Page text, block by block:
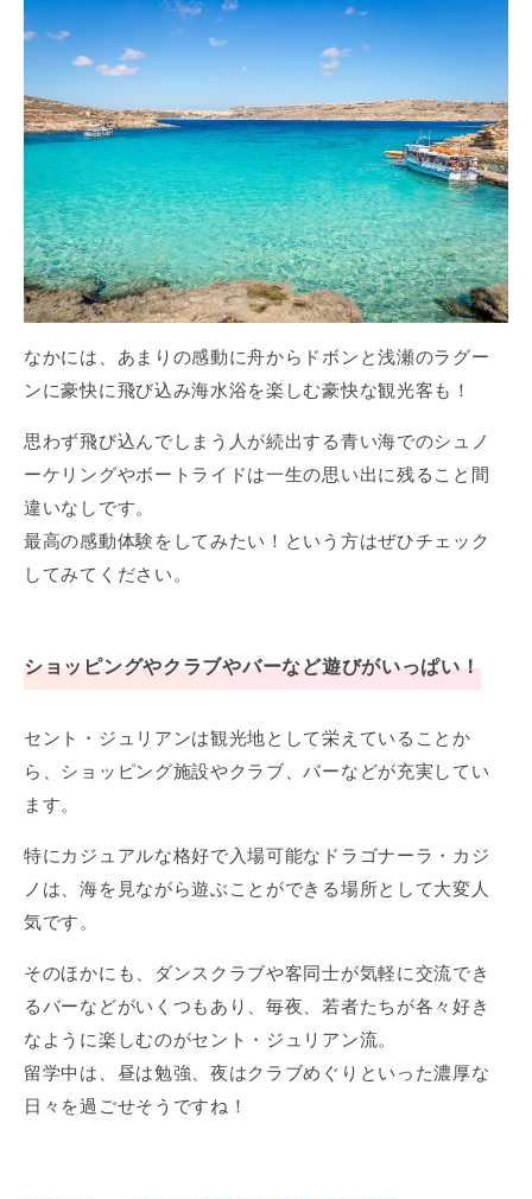
なかには、あまりの感動に舟からドボンと浅瀬のラグー
ンに豪快に飛び込み海水浴を楽しむ豪快な観光客も！
思わず飛び込んでしまう人が続出する青い海でのシュノ
ーケリングやボートライドは一生の思い出に残ること間
違いなしです。
最高の感動体験をしてみたい！という方はぜひチェック
してみてください。
ショッピングやクラブやバーなど遊びがいっぱい！
セント・ジュリアンは観光地として栄えていることか
ら、ショッピング施設やクラブ、バーなどが充実してい
ます。
特にカジュアルな格好で入場可能なドラゴナーラ・カジ
ノは、海を見ながら遊ぶことができる場所として大変人
気です。
そのほかにも、ダンスクラブや客同士が気軽に交流でき
るバーなどがいくつもあり、毎夜、若者たちが各々好き
なように楽しむのがセント・ジュリアン流。
留学中は、昼は勉強、夜はクラブめぐりといった濃厚な
日々を過ごせそうですね！